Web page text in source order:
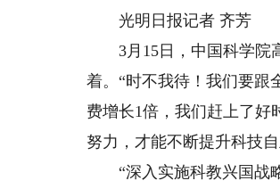
光明日报记者 齐芳
3月15日，中国科学院高
着。“时不我待！我们要跟
费增长1倍，我们赶上了好
努力，才能不断提升科技
“深入实施科教兴国战略